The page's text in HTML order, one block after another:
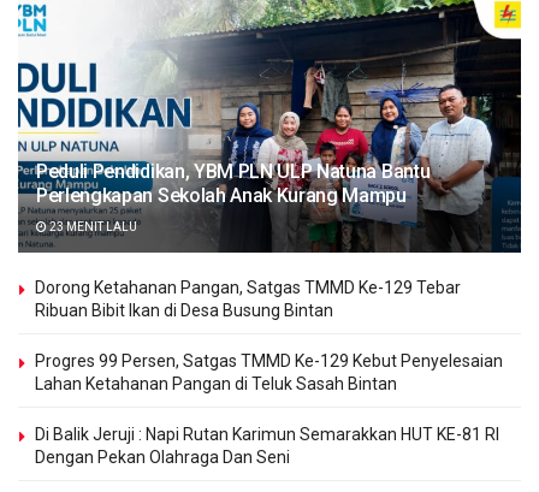
Peduli Pendidikan, YBM PLN ULP Natuna Bantu
Perlengkapan Sekolah Anak Kurang Mampu
23 MENIT LALU
Dorong Ketahanan Pangan, Satgas TMMD Ke-129 Tebar
Ribuan Bibit Ikan di Desa Busung Bintan
Progres 99 Persen, Satgas TMMD Ke-129 Kebut Penyelesaian
Lahan Ketahanan Pangan di Teluk Sasah Bintan
Di Balik Jeruji : Napi Rutan Karimun Semarakkan HUT KE-81 RI
Dengan Pekan Olahraga Dan Seni